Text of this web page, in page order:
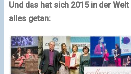
Und das hat sich 2015 in der
alles getan: